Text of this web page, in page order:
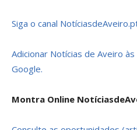
Siga o canal
Adicionar Notícias de Aveiro
Google.
Montra Online